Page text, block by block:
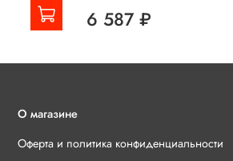
6 587 ₽
О магазине
Оферта и политика конфиденциальности